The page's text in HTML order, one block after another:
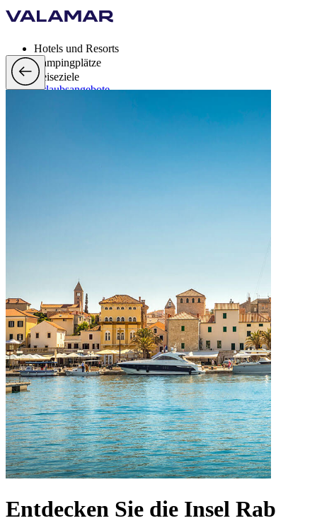
Hotels und Resorts
Campingplätze
Reiseziele
Urlaubsangebote
Entdecken Sie die Insel Rab